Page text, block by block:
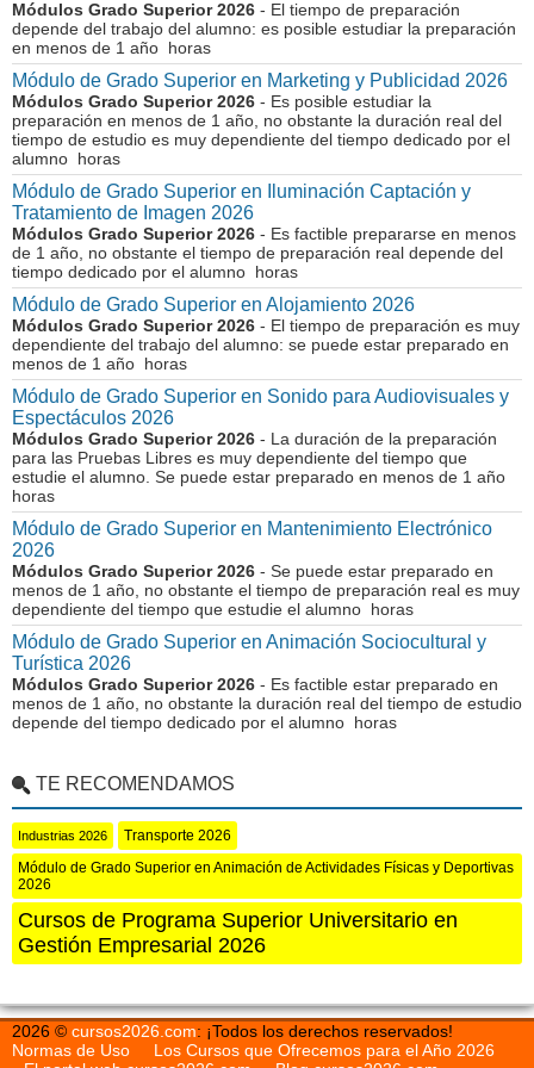
Módulos Grado Superior 2026 - El tiempo de preparación
depende del trabajo del alumno: es posible estudiar la preparación
en menos de 1 año horas
Módulo de Grado Superior en Marketing y Publicidad 2026
Módulos Grado Superior 2026 - Es posible estudiar la
preparación en menos de 1 año, no obstante la duración real del
tiempo de estudio es muy dependiente del tiempo dedicado por el
alumno horas
Módulo de Grado Superior en Iluminación Captación y
Tratamiento de Imagen 2026
Módulos Grado Superior 2026 - Es factible prepararse en menos
de 1 año, no obstante el tiempo de preparación real depende del
tiempo dedicado por el alumno horas
Módulo de Grado Superior en Alojamiento 2026
Módulos Grado Superior 2026 - El tiempo de preparación es muy
dependiente del trabajo del alumno: se puede estar preparado en
menos de 1 año horas
Módulo de Grado Superior en Sonido para Audiovisuales y
Espectáculos 2026
Módulos Grado Superior 2026 - La duración de la preparación
para las Pruebas Libres es muy dependiente del tiempo que
estudie el alumno. Se puede estar preparado en menos de 1 año
horas
Módulo de Grado Superior en Mantenimiento Electrónico
2026
Módulos Grado Superior 2026 - Se puede estar preparado en
menos de 1 año, no obstante el tiempo de preparación real es muy
dependiente del tiempo que estudie el alumno horas
Módulo de Grado Superior en Animación Sociocultural y
Turística 2026
Módulos Grado Superior 2026 - Es factible estar preparado en
menos de 1 año, no obstante la duración real del tiempo de estudio
depende del tiempo dedicado por el alumno horas
TE RECOMENDAMOS
Industrias 2026
Transporte 2026
Módulo de Grado Superior en Animación de Actividades Físicas y Deportivas
2026
Cursos de Programa Superior Universitario en
Gestión Empresarial 2026
2026 © cursos2026.com: ¡Todos los derechos reservados!
Normas de Uso
Los Cursos que Ofrecemos para el Año 2026